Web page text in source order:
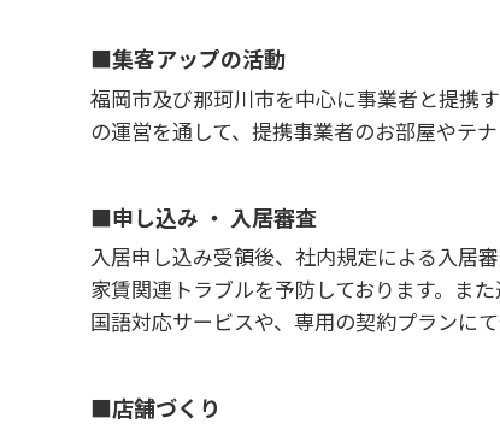
■集客アップの活動
福岡市及び那珂川市を中心に事業者と提携
の運営を通して、提携事業者のお部屋やテ
■申し込み ・ 入居審査
入居申し込み受領後、社内規定による入居
家賃関連トラブルを予防しております。ま
国語対応サービスや、専用の契約プランにて
■店舗づくり